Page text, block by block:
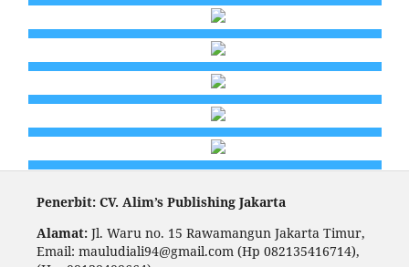
Penerbit: CV. Alim’s Publishing Jakarta
Alamat:Jl. Waru no. 15 Rawamangun Jakarta Timur,
Email: mauludiali94@gmail.com (Hp 082135416714),